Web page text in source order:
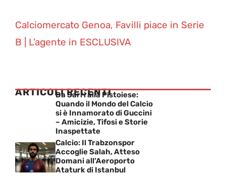
Calciomercato Genoa, Favilli piace in Serie
B | L’agente in ESCLUSIVA
ARTICOLI RECENTI
Da Sarri alla Pistoiese:
Quando il Mondo del Calcio
si è Innamorato di Guccini
– Amicizie, Tifosi e Storie
Inaspettate
Calcio: Il Trabzonspor
Accoglie Salah, Atteso
Domani all’Aeroporto
Ataturk di Istanbul